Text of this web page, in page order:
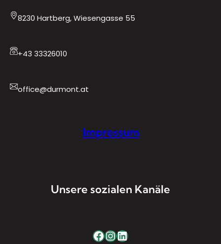
8230 Hartberg, Wiesengasse 55
+43 33326010
office@durmont.at
Impressum
Unsere sozialen Kanäle
Facebook InstagramLinkedIn